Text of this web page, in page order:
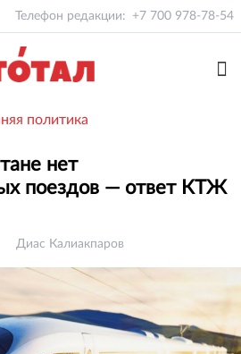
Телефон редакции: +7 700 978-78-54
политика
нет
поездов — ответ КТЖ
Диас Калиакпаров